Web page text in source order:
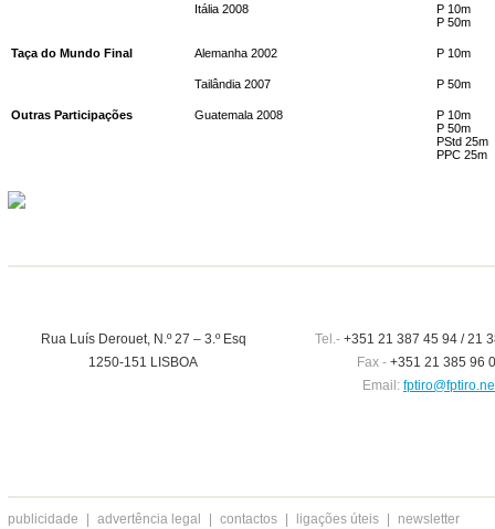
Itália 2008
P 10m
P 50m
Taça do Mundo Final Alemanha 2002 P 10m
Tailândia 2007 P 50m
Outras Participações Guatemala 2008
P 10m
P 50m
PStd 25m
PPC 25m
Rua Luís Derouet, N.º 27 – 3.º Esq
1250-151 LISBOA
Tel.-+351 21 387 45 94 / 21
Fax - +351 21 385 96
Email:
publicidade advertência legal contactos ligações úteis newsletter